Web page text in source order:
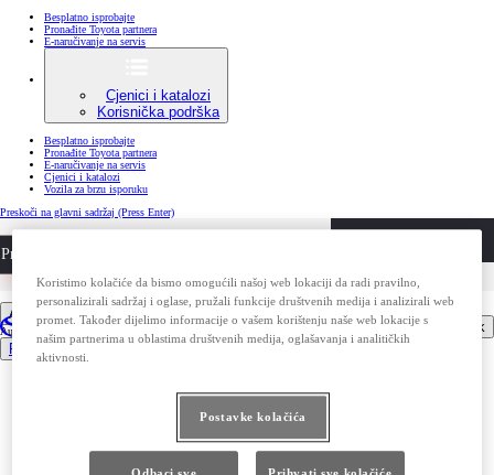
Besplatno isprobajte
Pronađite Toyota partnera
E-naručivanje na servis
Cjenici i katalozi
Korisnička podrška
Besplatno isprobajte
Pronađite Toyota partnera
E-naručivanje na servis
Cjenici i katalozi
Vozila za brzu isporuku
Preskoči na glavni sadržaj (Press Enter)
Privatni kupci
Otvori izbornik
Automobili
Automobili
Pregled svih modela
Toyota C-HR
Koristimo kolačiće da bismo omogućili našoj web lokaciji da radi pravilno,
personalizirali sadržaj i oglase, pružali funkcije društvenih medija i analizirali web
promet. Također dijelimo informacije o vašem korištenju naše web lokacije s
našim partnerima u oblastima društvenih medija, oglašavanja i analitičkih
aktivnosti.
Postavke kolačića